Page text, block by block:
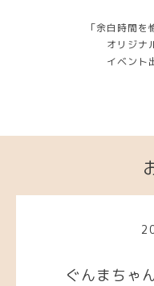
「余白時間
オリジナ
イベント
ぐんまちゃ